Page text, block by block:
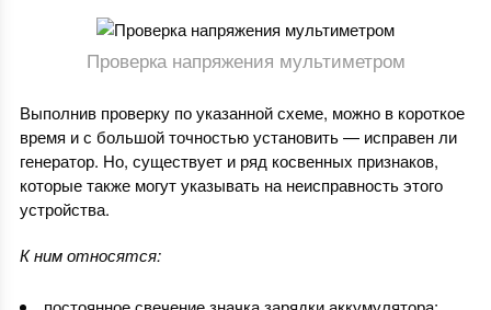
Проверка напряжения мультиметром
Выполнив проверку по указанной схеме, можно в короткое
время и с большой точностью установить — исправен ли
генератор. Но, существует и ряд косвенных признаков,
которые также могут указывать на неисправность этого
устройства.
К ним относятся: